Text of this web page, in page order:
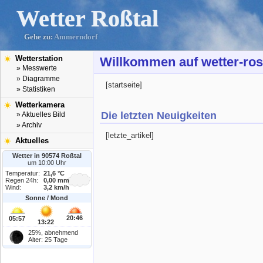
Wetter Roßtal
Gehe zu: Ammerndorf
Wetterstation
» Messwerte
» Diagramme
» Statistiken
Wetterkamera
» Aktuelles Bild
» Archiv
Aktuelles
Wetter in 90574 Roßtal
um 10:00 Uhr
Temperatur:
21,6 °C
Regen 24h:
0,00 mm
Wind:
3,2 km/h
Sonne / Mond
05:57 13:22
20:46
25%, abnehmend
Alter: 25 Tage
Willkommen auf wetter-
[startseite]
Die letzten Neuigkeiten
[letzte_artikel]